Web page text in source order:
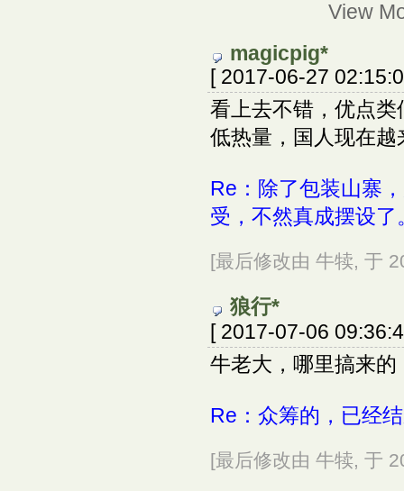
View
magicpig*
[ 2017-06-27
看上去不错，优点
低热量，国人现在
Re：除了包装山寨
受，不然真成摆设了
[最后修改由 牛犊, 于
狼行*
[ 2017-07-06
牛老大，哪里搞来的
Re：众筹的，已经
[最后修改由 牛犊, 于